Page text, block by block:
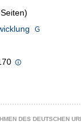
DES DEUTSCHEN